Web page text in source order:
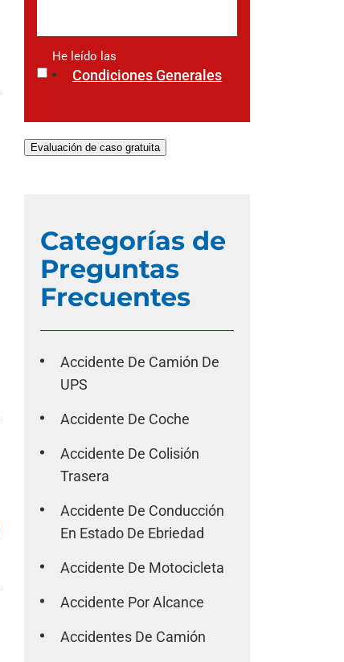
He leído las
Condiciones Generales
Evaluación de caso gratuita
Categorías de
Preguntas
Frecuentes
Accidente De Camión De
UPS
Accidente De Coche
Accidente De Colisión
Trasera
Accidente De Conducción
En Estado De Ebriedad
Accidente De Motocicleta
Accidente Por Alcance
Accidentes De Camión